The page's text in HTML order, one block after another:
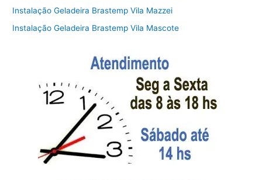
Instalação Geladeira Brastemp Vila Mazzei
Instalação Geladeira Brastemp Vila Mascote